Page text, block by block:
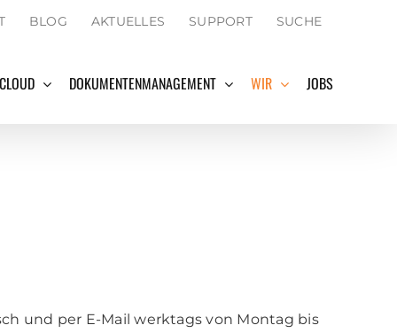
BLOG AKTUELLES SUPPORT SUCHE
DOKUMENTENMANAGEMENT WIR JOBS
und per E-Mail werktags von Montag bis